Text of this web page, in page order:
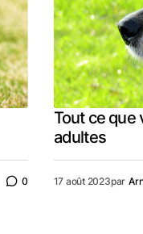
0
Tout ce que
adultes
17 août 2023par